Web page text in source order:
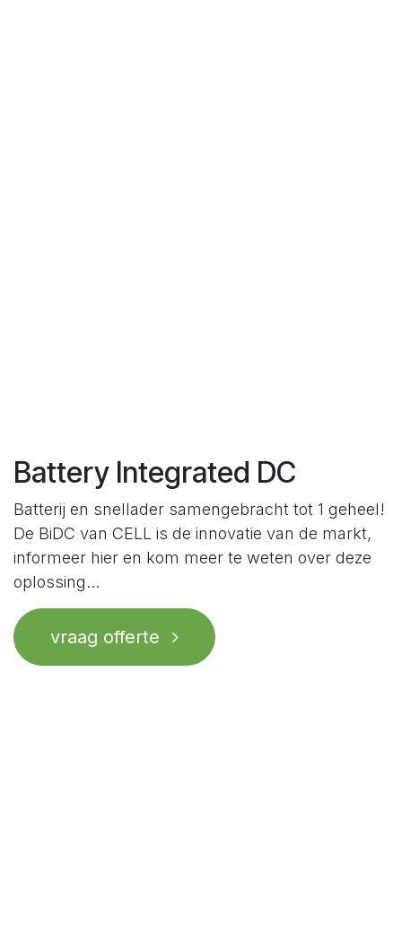
Battery Integrated DC
Batterij en snellader samengebracht tot 1 geheel!
De BiDC van CELL is de innovatie van de markt,
informeer hier en kom meer te weten over deze
oplossing...
vraag offerte